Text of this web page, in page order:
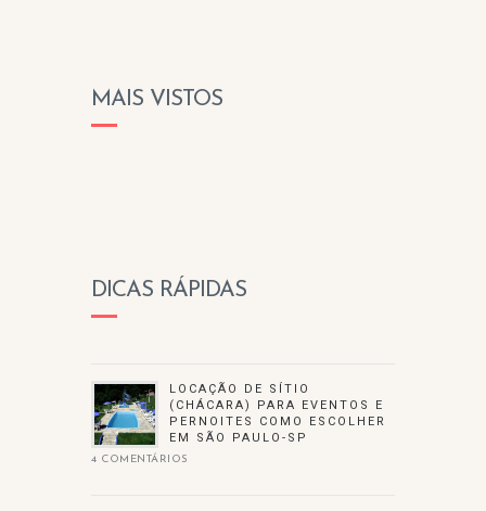
MAIS VISTOS
DICAS RÁPIDAS
LOCAÇÃO DE SÍTIO
(CHÁCARA) PARA EVENTOS E
PERNOITES COMO ESCOLHER
EM SÃO PAULO-SP
4 COMENTÁRIOS